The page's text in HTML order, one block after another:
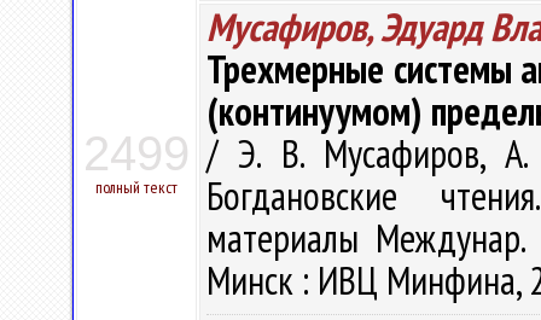
2499
полный текст
Мусафиров, Эдуард
Трехмерные системы
(континуумом)
/ Э. В. Мусафиров,
Богдановские
материалы
Минск : ИВЦ Минфина,